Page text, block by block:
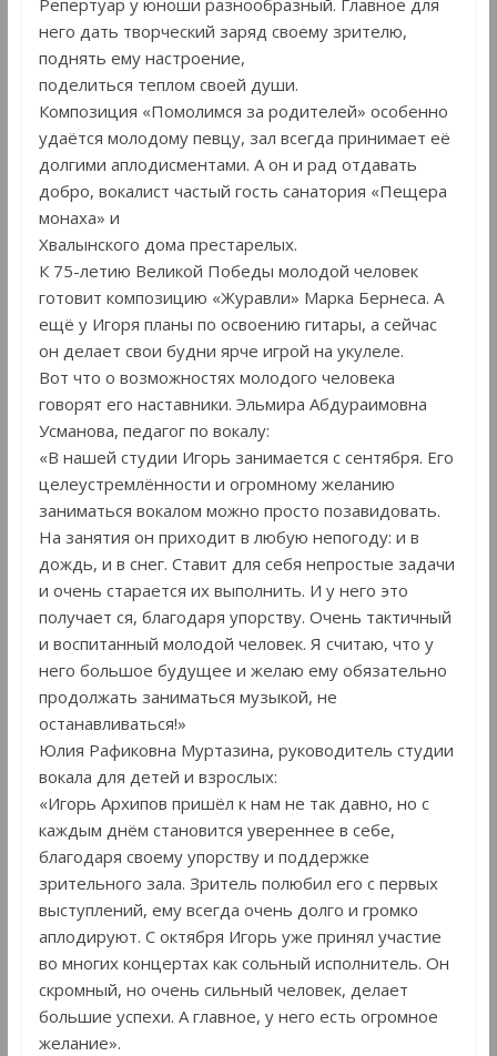
Репертуар у юноши разнообразный. Главное для
него дать творческий заряд своему зрителю,
поднять ему настроение,
поделиться теплом своей души.
Композиция «Помолимся за родителей» особенно
удаётся молодому певцу, зал всегда принимает её
долгими аплодисментами. А он и рад отдавать
добро, вокалист частый гость санатория «Пещера
монаха» и
Хвалынского дома престарелых.
К 75-летию Великой Победы молодой человек
готовит композицию «Журавли» Марка Бернеса. А
ещё у Игоря планы по освоению гитары, а сейчас
он делает свои будни ярче игрой на укулеле.
Вот что о возможностях молодого человека
говорят его наставники. Эльмира Абдураимовна
Усманова, педагог по вокалу:
«В нашей студии Игорь занимается с сентября. Его
целеустремлённости и огромному желанию
заниматься вокалом можно просто позавидовать.
На занятия он приходит в любую непогоду: и в
дождь, и в снег. Ставит для себя непростые задачи
и очень старается их выполнить. И у него это
получает ся, благодаря упорству. Очень тактичный
и воспитанный молодой человек. Я считаю, что у
него большое будущее и желаю ему обязательно
продолжать заниматься музыкой, не
останавливаться!»
Юлия Рафиковна Муртазина, руководитель студии
вокала для детей и взрослых:
«Игорь Архипов пришёл к нам не так давно, но с
каждым днём становится увереннее в себе,
благодаря своему упорству и поддержке
зрительного зала. Зритель полюбил его с первых
выступлений, ему всегда очень долго и громко
аплодируют. С октября Игорь уже принял участие
во многих концертах как сольный исполнитель. Он
скромный, но очень сильный человек, делает
большие успехи. А главное, у него есть огромное
желание».